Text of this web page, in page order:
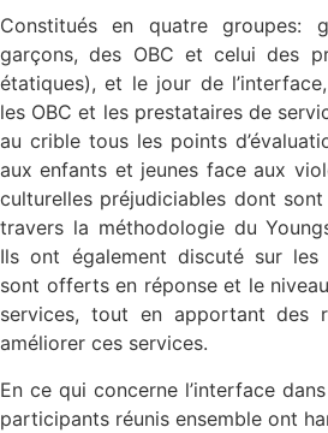
Constitués en quatre groupes:
garçons, des OBC et celui des
étatiques), et le jour de
les OBC et les prestataires de
au crible tous les points
aux enfants et jeunes face aux
culturelles préjudiciables dont
travers la méthodologie du
Ils ont également discuté sur les
sont offerts en réponse et le
services, tout en apportant des
améliorer ces services.
En ce qui concerne l’interface
participants réunis ensemble ont